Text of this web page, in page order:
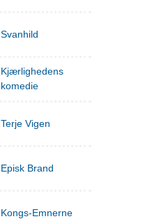
Svanhild
Kjærlighedens
komedie
Terje Vigen
Episk Brand
Kongs-Emnerne